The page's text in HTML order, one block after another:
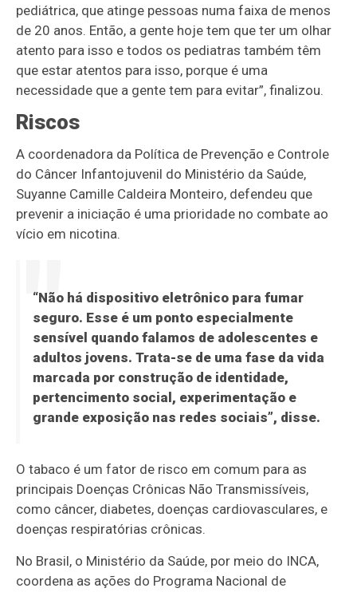
pediátrica, que atinge pessoas numa faixa de menos
de 20 anos. Então, a gente hoje tem que ter um olhar
atento para isso e todos os pediatras também têm
que estar atentos para isso, porque é uma
necessidade que a gente tem para evitar”, finalizou.
Riscos
A coordenadora da Política de Prevenção e Controle
do Câncer Infantojuvenil do Ministério da Saúde,
Suyanne Camille Caldeira Monteiro, defendeu que
prevenir a iniciação é uma prioridade no combate ao
vício em nicotina.
“Não há dispositivo eletrônico para fumar
seguro. Esse é um ponto especialmente
sensível quando falamos de adolescentes e
adultos jovens. Trata-se de uma fase da vida
marcada por construção de identidade,
pertencimento social, experimentação e
grande exposição nas redes sociais”, disse.
O tabaco é um fator de risco em comum para as
principais Doenças Crônicas Não Transmissíveis,
como câncer, diabetes, doenças cardiovasculares, e
doenças respiratórias crônicas.
No Brasil, o Ministério da Saúde, por meio do INCA,
coordena as ações do Programa Nacional de